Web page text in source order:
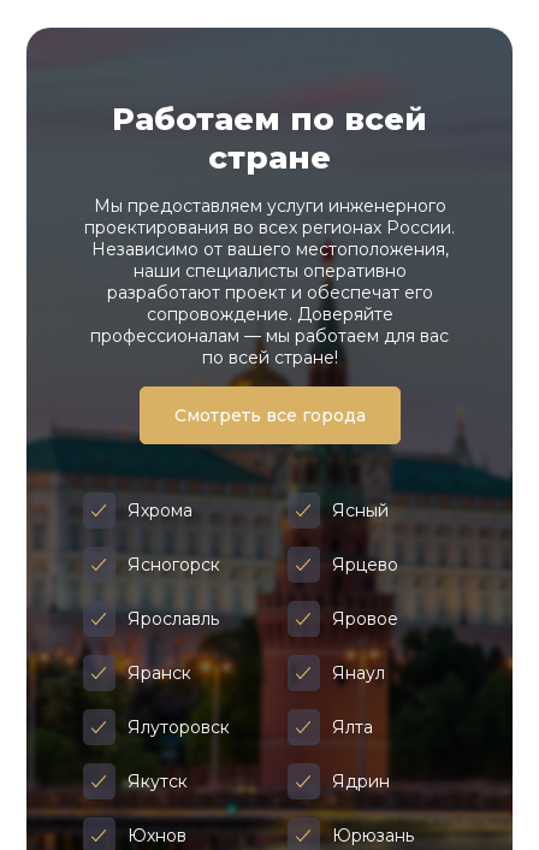
Работаем по всей
стране
Мы предоставляем услуги инженерного
проектирования во всех регионах России.
Независимо от вашего местоположения,
наши специалисты оперативно
разработают проект и обеспечат его
сопровождение. Доверяйте
профессионалам — мы работаем для вас
по всей стране!
Смотреть все города
Яхрома Ясный
Ясногорск Ярцево
Ярославль Яровое
Яранск Янаул
Ялуторовск Ялта
Якутск Ядрин
Юхнов Юрюзань